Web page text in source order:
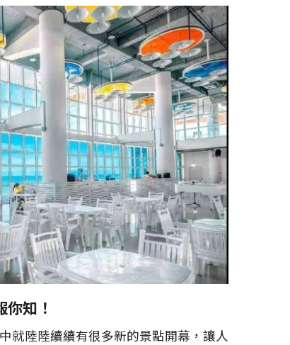
知！
就陸陸續續有很多新的景點開幕，讓人